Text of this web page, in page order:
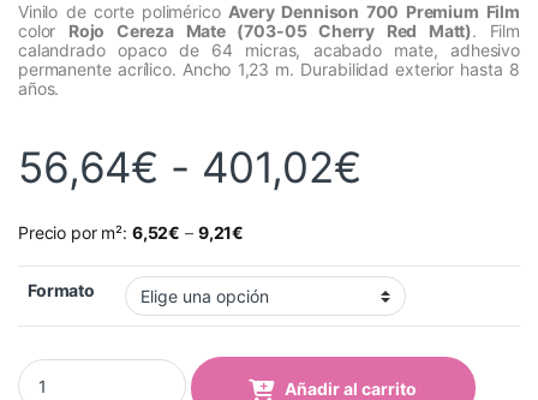
Vinilo de corte polimérico Avery Dennison 700 Premium Film
color Rojo Cereza Mate (703-05 Cherry Red Matt). Film
calandrado opaco de 64 micras, acabado mate, adhesivo
permanente acrílico. Ancho 1,23 m. Durabilidad exterior hasta 8
años.
56,64€ - 401,02€
Precio por m²: 6,52€ – 9,21€
Formato
Vinilo Avery 700 Rojo Cereza Mate (703-05 Cherry Red Matt)
Añadir al carrito